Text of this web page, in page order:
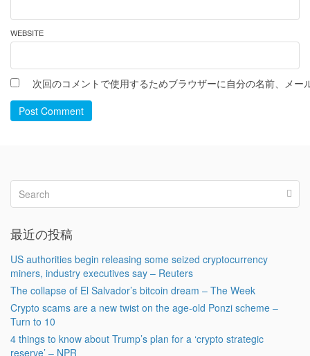
WEBSITE
次回のコメントで使用するためブラウザーに自分の名前、メー
Post Comment
最近の投稿
US authorities begin releasing some seized cryptocurrency
miners, industry executives say – Reuters
The collapse of El Salvador’s bitcoin dream – The Week
Crypto scams are a new twist on the age-old Ponzi scheme –
Turn to 10
4 things to know about Trump’s plan for a ‘crypto strategic
reserve’ – NPR